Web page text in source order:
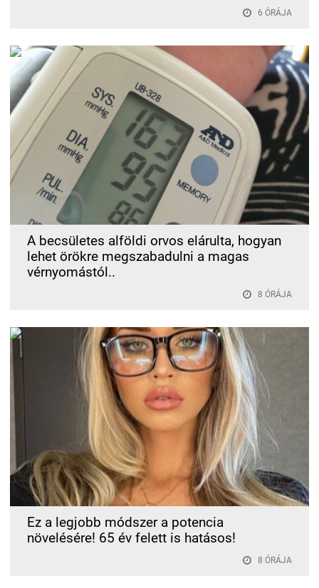
6 ÓRÁJA
A becsületes alföldi orvos elárulta, hogyan
lehet örökre megszabadulni a magas
vérnyomástól..
8 ÓRÁJA
Ez a legjobb módszer a potencia
növelésére! 65 év felett is hatásos!
8 ÓRÁJA